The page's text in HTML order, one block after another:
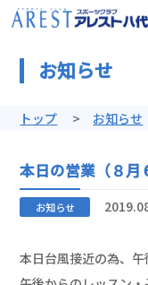
お知らせ
トップ お知らせ
本日の営業（８月
お知らせ
本日台風接近の為、午